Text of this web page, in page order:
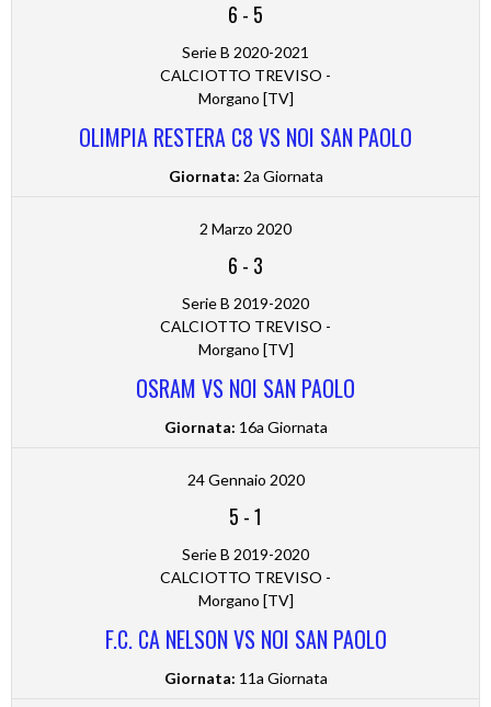
6 - 5
Serie B 2020-2021
CALCIOTTO TREVISO -
Morgano [TV]
OLIMPIA RESTERA C8 VS NOI SAN PAOLO
Giornata: 2a Giornata
2 Marzo 2020
6 - 3
Serie B 2019-2020
CALCIOTTO TREVISO -
Morgano [TV]
OSRAM VS NOI SAN PAOLO
Giornata: 16a Giornata
24 Gennaio 2020
5 -1
Serie B 2019-2020
CALCIOTTO TREVISO -
Morgano [TV]
F.C. CA NELSON VS NOI SAN PAOLO
Giornata: 11a Giornata